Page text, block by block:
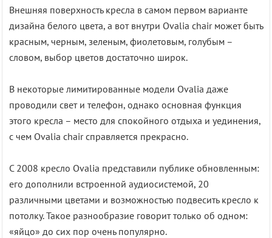
Внешняя поверхность кресла в самом первом варианте
дизайна белого цвета, а вот внутри Ovalia chair может быть
красным, черным, зеленым, фиолетовым, голубым –
словом, выбор цветов достаточно широк.
В некоторые лимитированные модели Ovalia даже
проводили свет и телефон, однако основная функция
этого кресла – место для спокойного отдыха и уединения,
с чем Ovalia chair справляется прекрасно.
С 2008 кресло Ovalia представили публике обновленным:
его дополнили встроенной аудиосистемой, 20
различными цветами и возможностью подвесить кресло к
потолку. Такое разнообразие говорит только об одном:
«яйцо» до сих пор очень популярно.